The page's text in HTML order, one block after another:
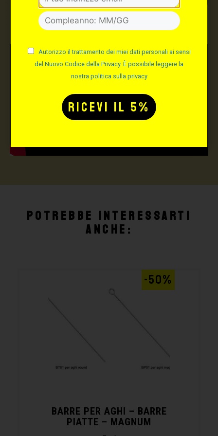
TATTOO STUDIO
Potrebbe interessarti
anche:
BARRE PER AGHI – BARRE
PIATTE – MAGNUM
-50%
Autorizzo il trattamento dei miei dati personali ai sensi
del Nuovo Codice della Privacy. È possibile leggere la
nostra politica sulla privacy